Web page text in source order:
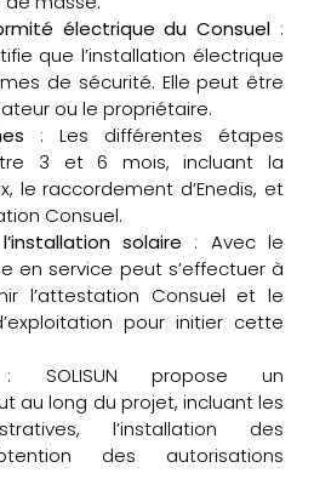
électrique du Consuel :
que l’installation électrique
de sécurité. Elle peut être
ou le propriétaire.
: Les différentes étapes
3 et 6 mois, incluant la
le raccordement d’Enedis, et
Consuel.
solaire : Avec le
en service peut s’effectuer à
l’attestation Consuel et le
pour initier cette
: SOLISUN propose un
au long du projet, incluant les
l’installation des
des autorisations